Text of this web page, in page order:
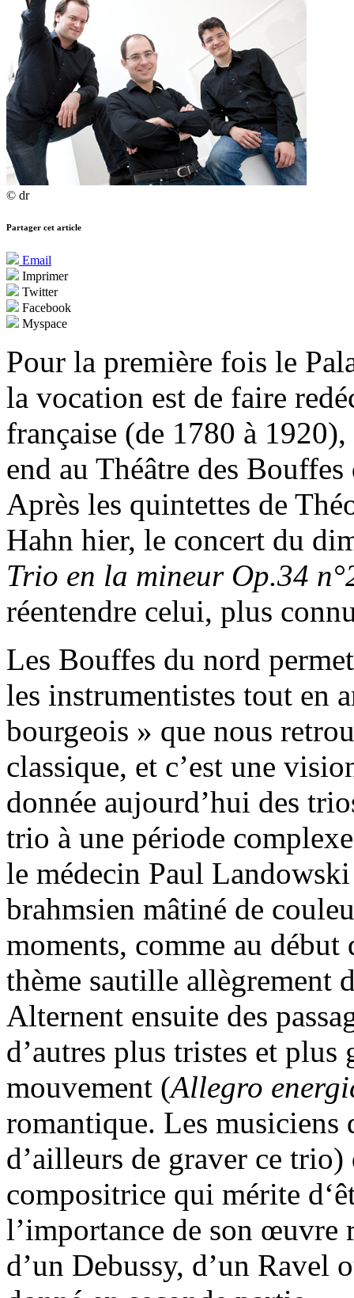
© dr
Partager cet article
Email
Imprimer
Twitter
Facebook
Myspace
Pour la première fois le
la vocation est de faire
française (de 1780 à
end au Théâtre des
Après les quintettes de
Hahn hier, le concert du
Trio en la mineur Op.34
réentendre celui, plus
Les Bouffes du nord
les instrumentistes tout en
bourgeois » que nous
classique, et c’est une
donnée aujourd’hui des
trio à une période
le médecin Paul
brahmsien mâtiné de
moments, comme au
thème sautille allègrement
Alternent ensuite des
d’autres plus tristes et
mouvement (Allegro
romantique. Les
d’ailleurs de graver ce trio)
compositrice qui mérite
l’importance de son œuvre
d’un Debussy, d’un Ravel